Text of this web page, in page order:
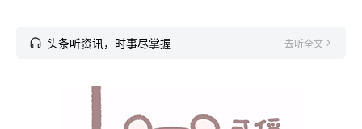
头条听资讯，时事尽掌握 去听全文